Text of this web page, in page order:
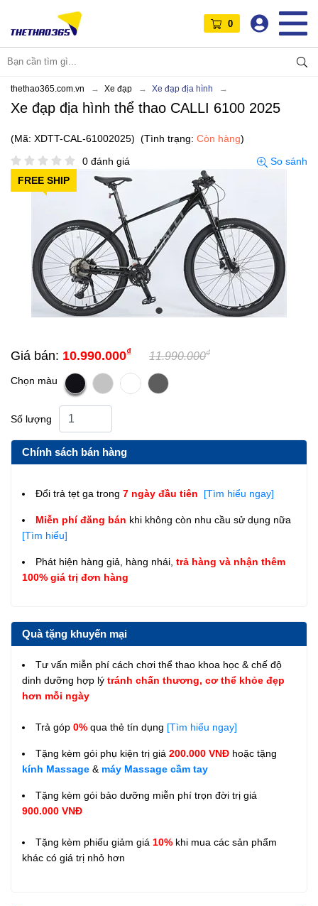
0
thethao365.com.vn Xe đạp Xe đạp địa hình
Xe đạp địa hình thể thao CALLI 6100 2025
(Mã: XDTT-CAL-61002025) (Tình trạng: Còn hàng)
0 đánh giá
So sánh
FREE SHIP
Giá bán: 10.990.000₫ 11.990.000₫
Chọn màu
Số lượng
Chính sách bán hàng
Đổi trả tẹt ga trong 7 ngày đầu tiên [Tìm hiểu ngay]
Miễn phí đăng bán khi không còn nhu cầu sử dụng nữa
[Tìm hiểu]
Phát hiện hàng giả, hàng nhái, trả hàng và nhận thêm
100% giá trị đơn hàng
Quà tặng khuyến mại
Tư vấn miễn phí cách chơi thể thao khoa học & chế độ
dinh dưỡng hợp lý tránh chấn thương, cơ thể khỏe đẹp
hơn mỗi ngày
Trả góp 0% qua thẻ tín dụng [Tìm hiểu ngay]
Tặng kèm gói phụ kiện trị giá 200.000 VNĐ hoặc tặng
kính Massage & máy Massage cầm tay
Tặng kèm gói bảo dưỡng miễn phí trọn đời trị giá
900.000 VNĐ
Tặng kèm phiếu giảm giá 10% khi mua các sản phẩm
khác có giá trị nhỏ hơn